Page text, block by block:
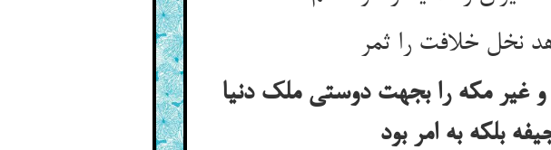
نخل خلافت را ثمر
و غیر مکه را بجهت دوستی ملک دنیا
بلکه به امر بود